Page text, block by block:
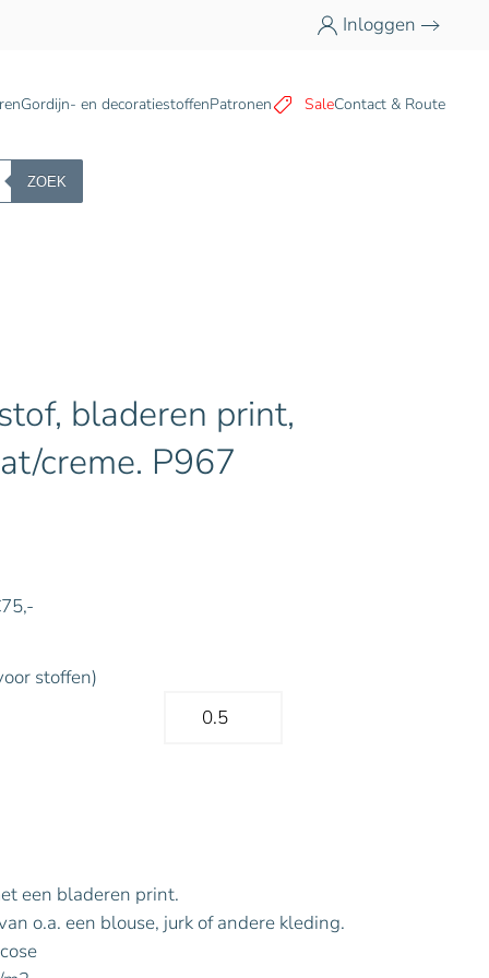
Inloggen
Gordijn- en decoratiestoffenPatronen SaleContact & Route
ZOEK
bladeren print,
creme. P967
stoffen)
een bladeren print.
o.a. een blouse, jurk of andere kleding.